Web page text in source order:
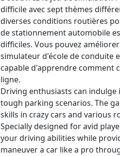
difficile avec sept thèmes
diverses conditions routières
de stationnement automobile
difficiles. Vous pouvez
simulateur d'école de conduite
capable d'apprendre comment
ligne.
Driving enthusiasts can
tough parking scenarios. The
skills in crazy cars and various
Specially designed for avid
your driving abilities while
maneuver a car like a pro